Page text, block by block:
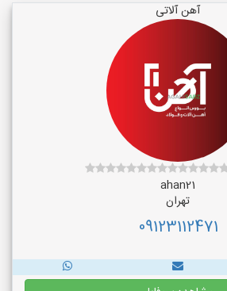
آهن آلاتی
ahan21
تهران
09123112471